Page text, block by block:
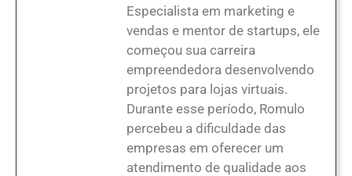
Especialista em marketing e
vendas e mentor de startups, ele
começou sua carreira
empreendedora desenvolvendo
projetos para lojas virtuais.
Durante esse período, Romulo
percebeu a dificuldade das
empresas em oferecer um
atendimento de qualidade aos